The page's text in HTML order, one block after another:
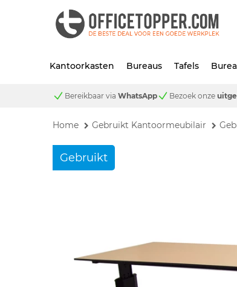
Kantoorkasten Bureaus Tafels
Bereikbaar via WhatsApp Bezoek onze
Home Gebruikt Kantoormeubilair
Gebruikt